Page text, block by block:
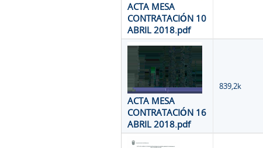
ACTA MESA
CONTRATACIÓN 10
ABRIL 2018.pdf
ACTA MESA
CONTRATACIÓN 16
ABRIL 2018.pdf
839,2k